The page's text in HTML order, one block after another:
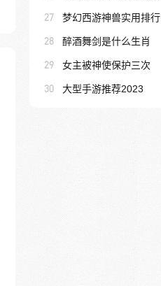
27 梦幻西游神兽实用排行
28 醉酒舞剑是什么生肖
29 女主被神使保护三次
30 大型手游推荐2023